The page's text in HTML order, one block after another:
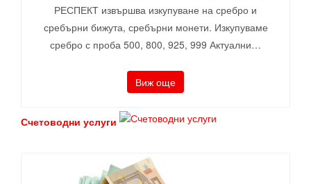
РЕСПЕКТ извършва изкупуване на сребро и
сребърни бижута, сребърни монети. Изкупуваме
сребро с проба 500, 800, 925, 999 Актуални…
Виж още
Счетоводни услуги